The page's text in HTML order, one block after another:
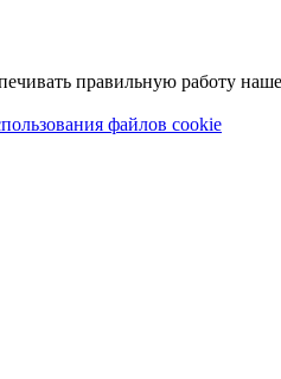
правильную работу
файлов cookie